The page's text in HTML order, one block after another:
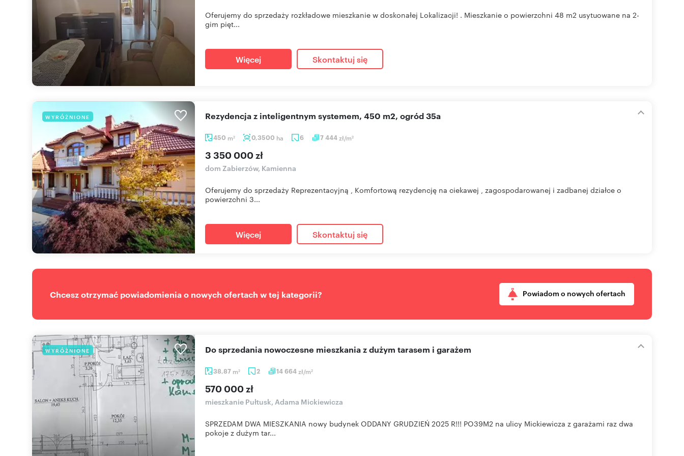
Oferujemy do sprzedaży rozkładowe mieszkanie w doskonałej Lokalizacji! . Mieszkanie o powierzchni 48 m2 usytuowane na 2-
gim pięt...
Więcej Skontaktuj się
WYRÓŻNIONE
450 m2 0,3500 ha 6 7 444zł/m2
Rezydencja z inteligentnym systemem, 450 m2, ogród 35a
3 350 000 zł
dom Zabierzów, Kamienna
Oferujemy do sprzedaży Reprezentacyjną , Komfortową rezydencję na ciekawej , zagospodarowanej i zadbanej działce o
powierzchni 3...
Więcej Skontaktuj się
Chcesz otrzymać powiadomienia o nowych ofertach w tej kategorii? Powiadom o nowych ofertach
WYRÓŻNIONE
38,87 m2 2 14 664zł/m2
Do sprzedania nowoczesne mieszkania z dużym tarasem i garażem
570 000 zł
mieszkanie Pułtusk, Adama Mickiewicza
SPRZEDAM DWA MIESZKANIA nowy budynek ODDANY GRUDZIEŃ 2025 R!!! PO39M2 na ulicy Mickiewicza z garażami raz dwa
pokoje z dużym tar...